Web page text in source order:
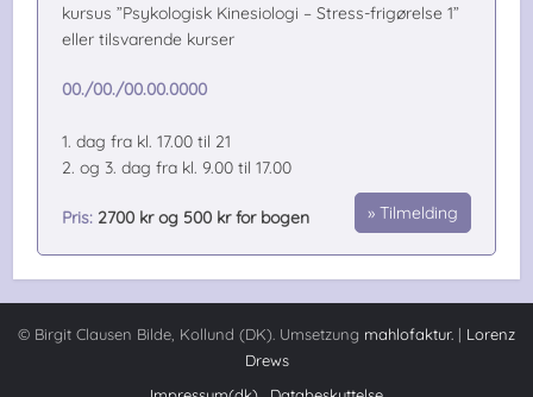
kursus ”Psykologisk Kinesiologi – Stress-frigørelse 1”
eller tilsvarende kurser
00./00./00.00.0000
1. dag fra kl. 17.00 til 21
2. og 3. dag fra kl. 9.00 til 17.00
Tilmelding
Pris: 2700 kr og 500 kr for bogen
© Birgit Clausen Bilde, Kollund (DK). Umsetzung mahlofaktur. | Lorenz
Drews